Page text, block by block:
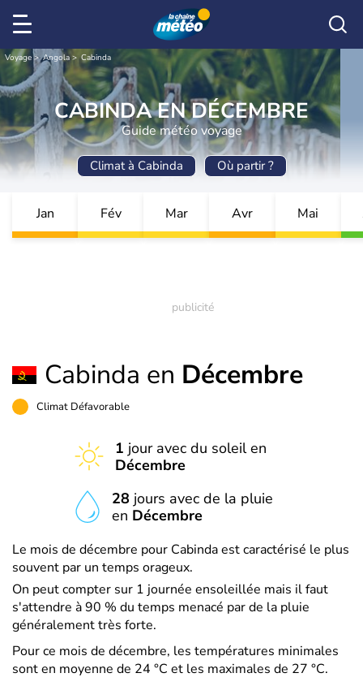
Voyage Angola Cabinda
CABINDA EN DÉCEMBRE
Guide météo voyage
Climat à Cabinda Où partir ?
Jan Fév Mar Avr Mai
Cabinda en Décembre
Climat Défavorable
1 jour avec du soleil en
Décembre
28 jours avec de la pluie
en Décembre
Le mois de décembre pour Cabinda est caractérisé le plus
souvent par un temps orageux.
On peut compter sur 1 journée ensoleillée mais il faut
s'attendre à 90 % du temps menacé par de la pluie
généralement très forte.
Pour ce mois de décembre, les températures minimales
sont en moyenne de 24 °C et les maximales de 27 °C.